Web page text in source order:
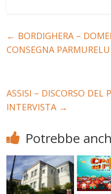
← BORDIGHERA –
CONSEGNA
ASSISI – DISCORSO DEL
INTERVISTA →
Potrebbe